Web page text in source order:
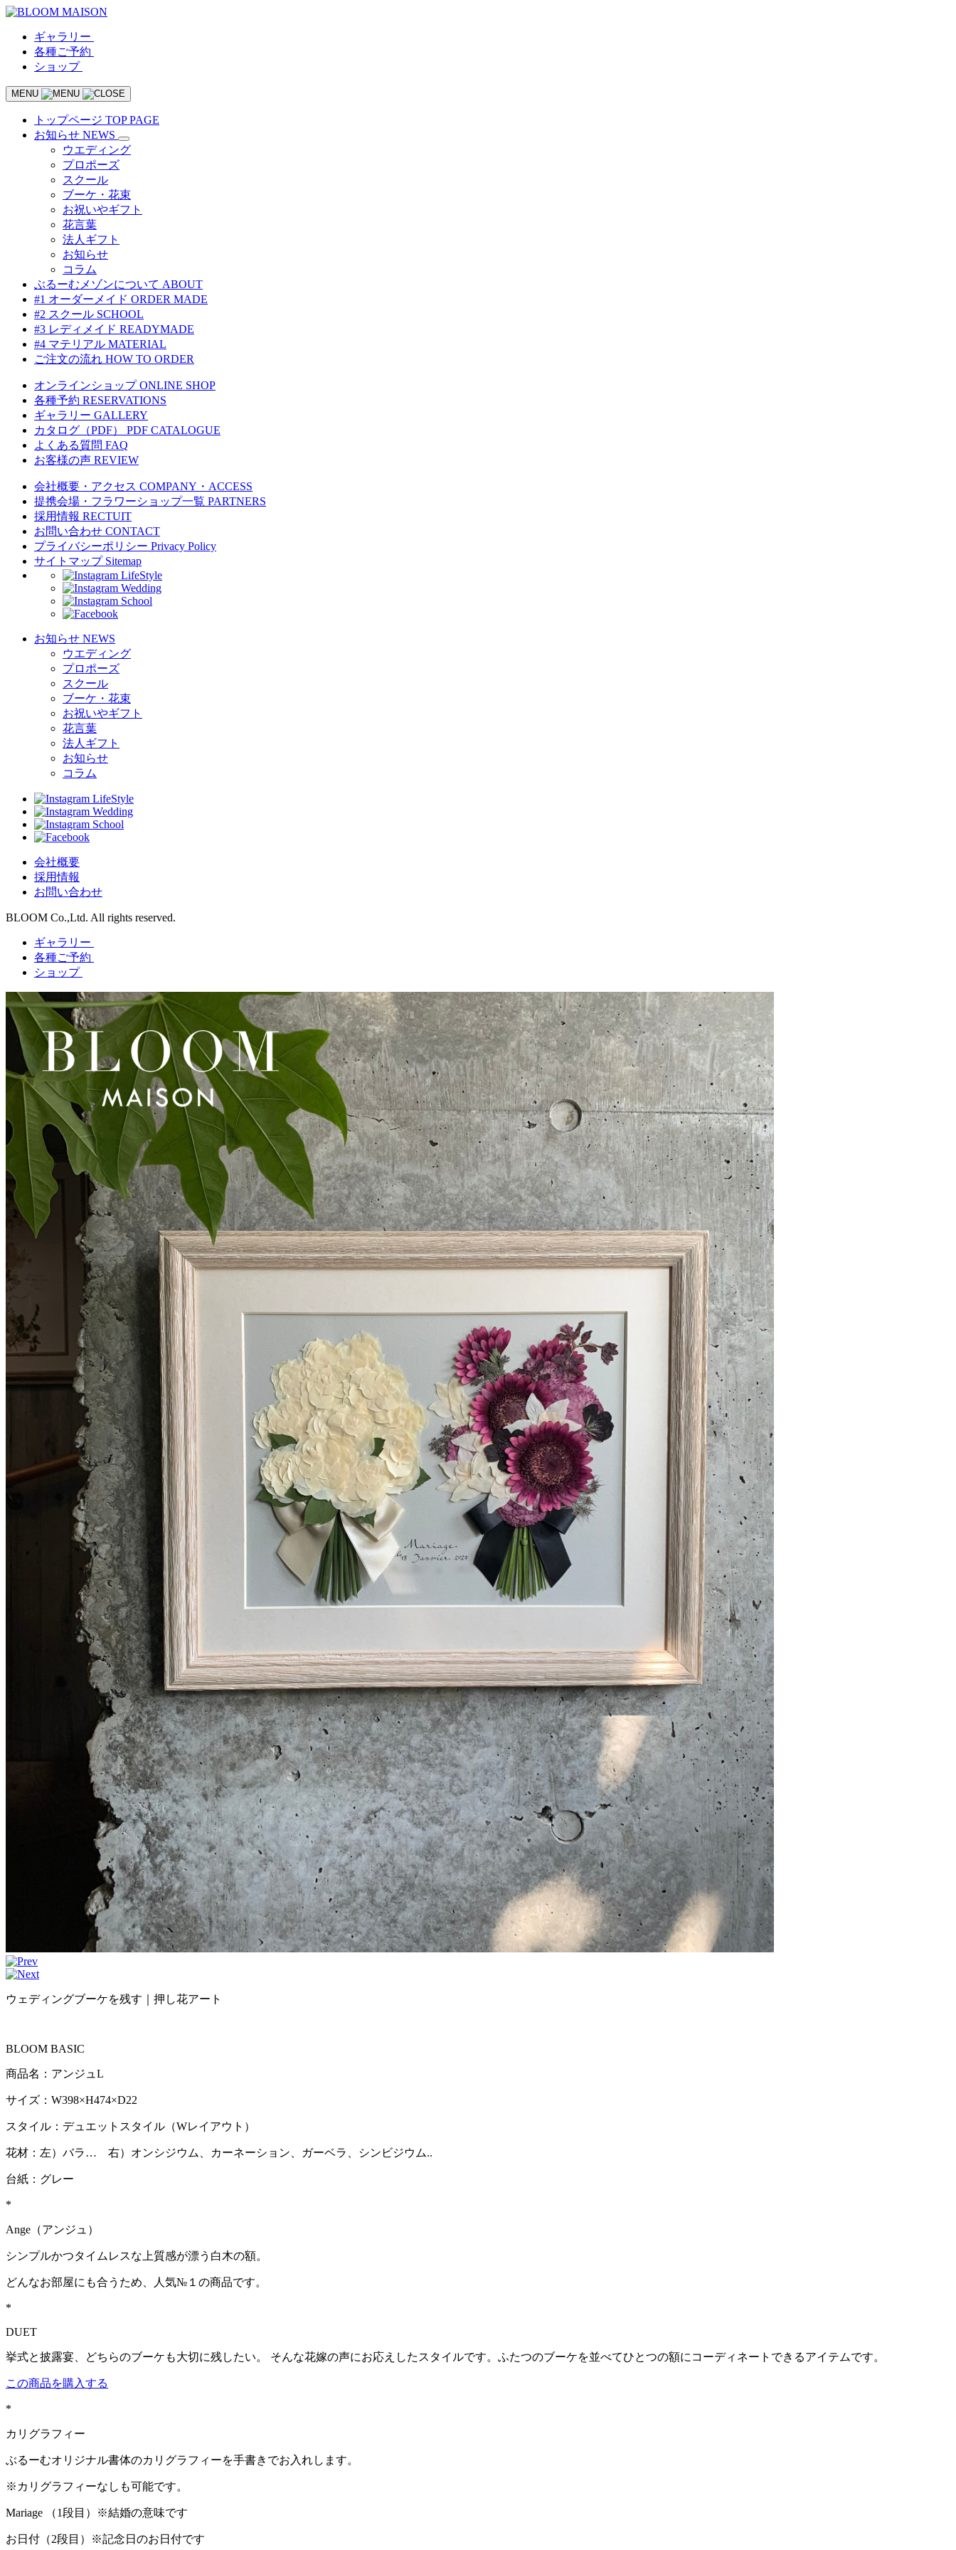
ギャラリー
各種ご予約
ショップ
MENU
トップページ TOP PAGE
お知らせ NEWS
ウエディング
プロポーズ
スクール
ブーケ・花束
お祝いやギフト
花言葉
法人ギフト
お知らせ
コラム
ぶるーむメゾンについて ABOUT
#1 オーダーメイド ORDER MADE
#2 スクール SCHOOL
#3 レディメイド READYMADE
#4 マテリアル MATERIAL
ご注文の流れ HOW TO ORDER
オンラインショップ ONLINE SHOP
各種予約 RESERVATIONS
ギャラリー GALLERY
カタログ（PDF）
PDF CATALOGUE
よくある質問 FAQ
お客様の声 REVIEW
会社概要・アクセス COMPANY・ACCESS
提携会場・フラワーショップ一覧 PARTNERS
採用情報 RECTUIT
お問い合わせ CONTACT
プライバシーポリシー Privacy Policy
サイトマップ Sitemap
LifeStyle
Wedding
School
お知らせ NEWS
ウエディング
プロポーズ
スクール
ブーケ・花束
お祝いやギフト
花言葉
法人ギフト
お知らせ
コラム
LifeStyle
Wedding
School
会社概要
採用情報
お問い合わせ
BLOOM Co.,Ltd. All rights reserved.
ギャラリー
各種ご予約
ショップ
ウェディングブーケを残す｜押し花アート
BLOOM BASIC
商品名：アンジュL
サイズ：W398×H474×D22
スタイル：デュエットスタイル（Wレイアウト）
花材：左）バラ… 右）オンシジウム、カーネーション、ガーベラ、シンビジウム..
台紙：グレー
*
Ange（アンジュ）
シンプルかつタイムレスな上質感が漂う白木の額。
どんなお部屋にも合うため、人気№１の商品です。
*
DUET
挙式と披露宴、どちらのブーケも大切に残したい。 そんな花嫁の声にお応えしたスタイルです。ふたつのブーケを並べてひとつの額にコーディネートできるアイテムです。
この商品を購入する
*
カリグラフィー
ぶるーむオリジナル書体のカリグラフィーを手書きでお入れします。
※カリグラフィーなしも可能です。
Mariage （1段目）※結婚の意味です
お日付（2段目）※記念日のお日付です